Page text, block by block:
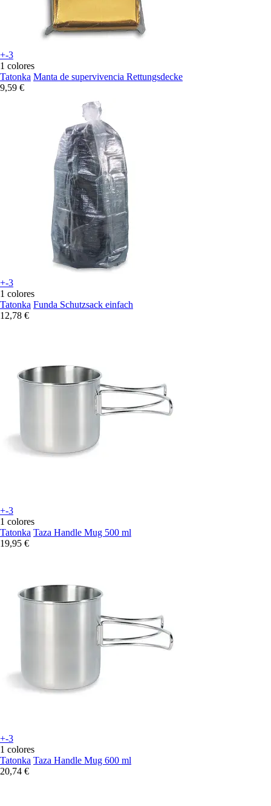
+-3
1 colores
Tatonka Manta de supervivencia Rettungsdecke
9,59 €
+-3
1 colores
Tatonka Funda Schutzsack einfach
12,78 €
+-3
1 colores
Tatonka Taza Handle Mug 500 ml
19,95 €
+-3
1 colores
Tatonka Taza Handle Mug 600 ml
20,74 €